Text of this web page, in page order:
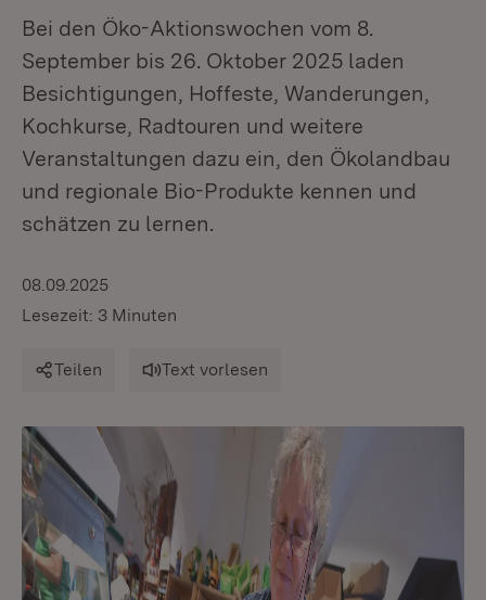
Bei den Öko-Aktionswochen vom 8.
September bis 26. Oktober 2025 laden
Besichtigungen, Hoffeste, Wanderungen,
Kochkurse, Radtouren und weitere
Veranstaltungen dazu ein, den Ökolandbau
und regionale Bio-Produkte kennen und
schätzen zu lernen.
08.09.2025
Lesezeit: 3 Minuten
Teilen Text vorlesen